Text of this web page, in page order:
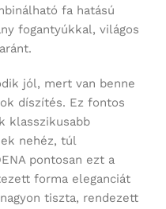
fa hatású
fogantyúkkal, világos
jól, mert van benne
díszítés. Ez fontos
klasszikusabb
nehéz, túl
pontosan ezt a
forma eleganciát
tiszta, rendezett